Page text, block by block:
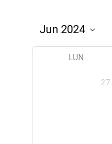
LUN
27